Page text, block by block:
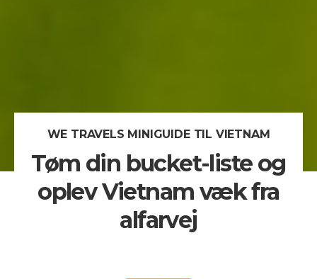
WE TRAVELS MINIGUIDE TIL VIETNAM
Tøm din bucket-liste og
oplev Vietnam væk fra
alfarvej